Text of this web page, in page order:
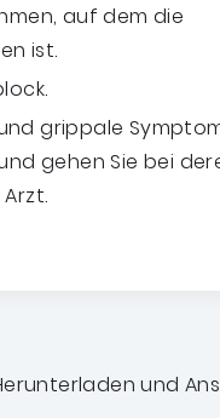
auf dem die
ist.
grippale
gehen Sie bei
und